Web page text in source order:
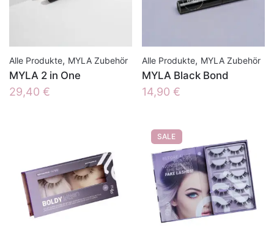
Alle Produkte, MYLA Zubehör
MYLA 2 in One
29,40 €
Alle Produkte, MYLA Zubehör
MYLA Black Bond
14,90 €
SALE